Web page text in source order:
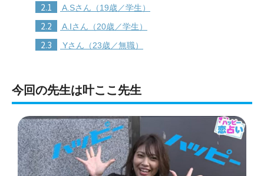
2.1 A.Sさん（19歳／学生）
2.2 A.Iさん（20歳／学生）
2.3 Yさん（23歳／無職）
今回の先生は叶ここ先生